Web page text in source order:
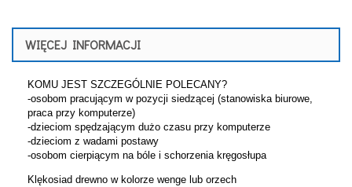
WIĘCEJ INFORMACJI
KOMU JEST SZCZEGÓLNIE POLECANY?
-osobom pracującym w pozycji siedzącej (stanowiska biurowe,
praca przy komputerze)
-dzieciom spędzającym dużo czasu przy komputerze
-dzieciom z wadami postawy
-osobom cierpiącym na bóle i schorzenia kręgosłupa
Klękosiad drewno w kolorze wenge lub orzech